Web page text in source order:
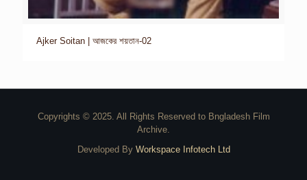
Ajker Soitan | আজকের শয়তান-02
Copyrights © 2025. All Rights Reserved to Bngladesh Film
Archive.
Developed By Workspace Infotech Ltd